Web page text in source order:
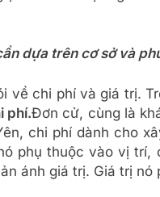
dựa trên cơ sở và
về chi phí và giá trị.
phí.Đơn cử, cùng là
chi phí dành cho
phụ thuộc vào vị trí,
ánh giá trị. Giá trị